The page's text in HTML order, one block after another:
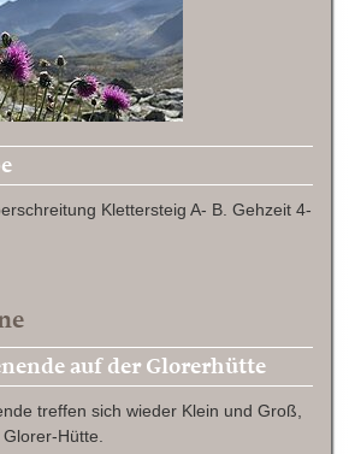
Klettersteig A- B. Gehzeit 4-
auf der Glorerhütte
treffen sich wieder Klein und Groß,
Hütte.